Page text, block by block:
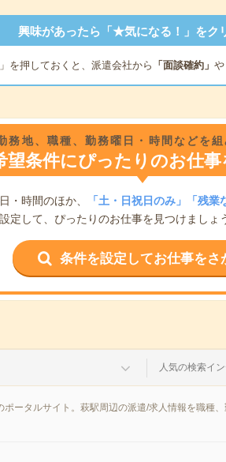
興味があったら「★気になる！」をク
を押しておくと、派遣会社から 「面談確約」 や
務地、職種、勤務曜日・時間などを
望条件にぴったりのお仕
・時間のほか、 「土・日祝日のみ」「残業
定して、ぴったりのお仕事を見つけましょ
条件を設定してお仕事をさ
人気の検索イ
ータルサイト。萩駅周辺の派遣/求人情報を職種